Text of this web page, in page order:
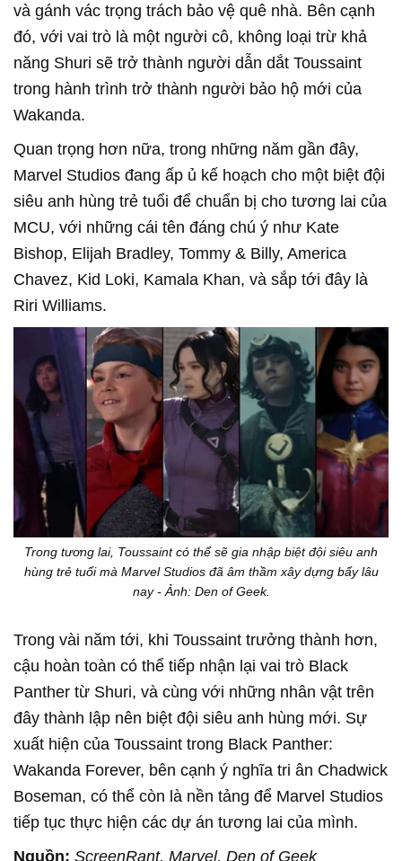
và gánh vác trọng trách bảo vệ quê nhà. Bên cạnh
đó, với vai trò là một người cô, không loại trừ khả
năng Shuri sẽ trở thành người dẫn dắt Toussaint
trong hành trình trở thành người bảo hộ mới của
Wakanda.
Quan trọng hơn nữa, trong những năm gần đây,
Marvel Studios đang ấp ủ kế hoạch cho một biệt đội
siêu anh hùng trẻ tuổi để chuẩn bị cho tương lai của
MCU, với những cái tên đáng chú ý như Kate
Bishop, Elijah Bradley, Tommy & Billy, America
Chavez, Kid Loki, Kamala Khan, và sắp tới đây là
Riri Williams.
Trong tương lai, Toussaint có thể sẽ gia nhập biệt đội siêu anh
hùng trẻ tuổi mà Marvel Studios đã âm thầm xây dựng bấy lâu
nay - Ảnh: Den of Geek.
Trong vài năm tới, khi Toussaint trưởng thành hơn,
cậu hoàn toàn có thể tiếp nhận lại vai trò Black
Panther từ Shuri, và cùng với những nhân vật trên
đây thành lập nên biệt đội siêu anh hùng mới. Sự
xuất hiện của Toussaint trong Black Panther:
Wakanda Forever, bên cạnh ý nghĩa tri ân Chadwick
Boseman, có thể còn là nền tảng để Marvel Studios
tiếp tục thực hiện các dự án tương lai của mình.
Nguồn: ScreenRant, Marvel, Den of Geek